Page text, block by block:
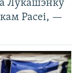
Лукашэнку
Расеі, —